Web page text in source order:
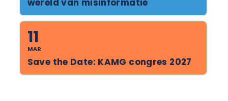
wereld van misinformatie
11
MAR
Save the Date: KAMG congres 2027